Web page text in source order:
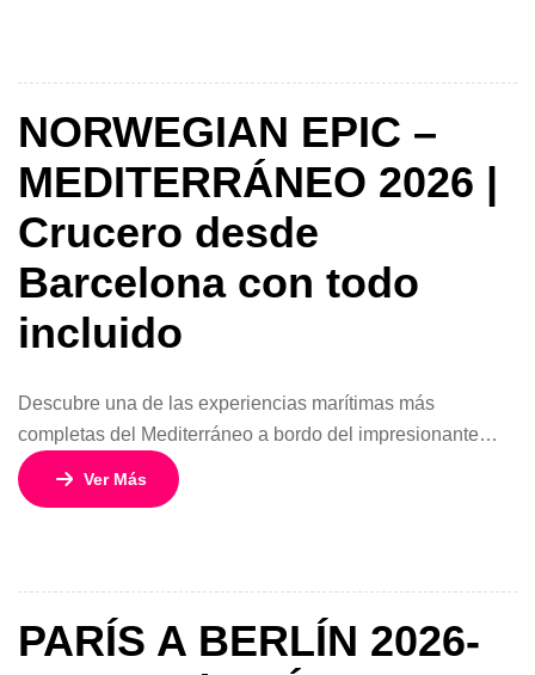
invita a vivir […]
NORWEGIAN EPIC –
MEDITERRÁNEO 2026 |
Crucero desde
Barcelona con todo
incluido
Descubre una de las experiencias marítimas más
completas del Mediterráneo a bordo del impresionante
Norwegian Epic, uno de los barcos más emblemáticos de
la naviera Norwegian Cruise Line. Este itinerario especial
entre cultura, mar y entretenimiento de primer […]
Ver Más
PARÍS A BERLÍN 2026-